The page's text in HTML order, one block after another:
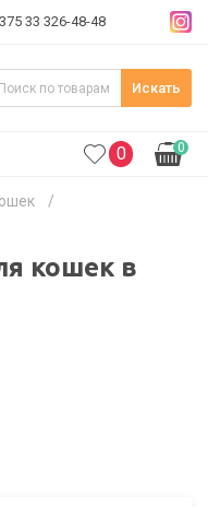
33 326-48-48
Искать
0 0
/
кошек в